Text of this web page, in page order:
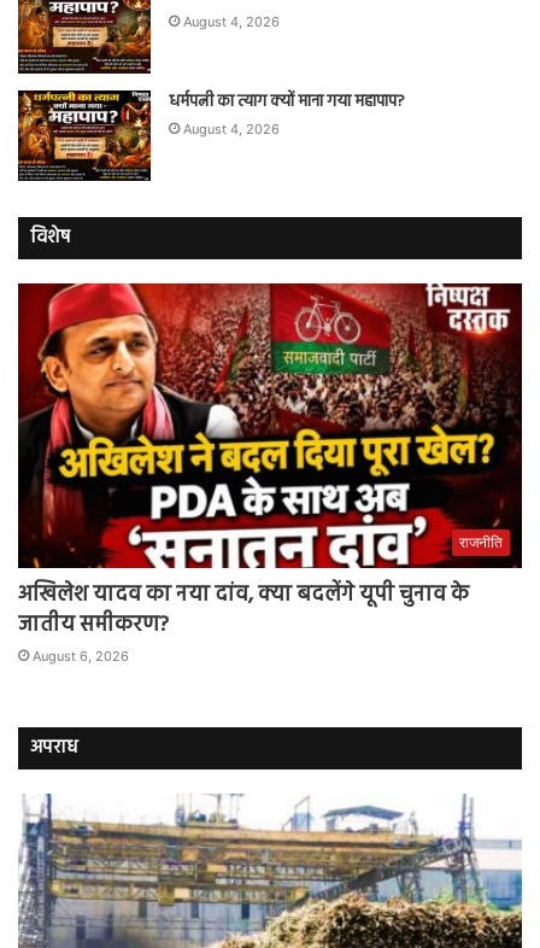
August 4, 2026
धर्मपत्नी का त्याग क्यों माना गया महापाप?
August 4, 2026
विशेष
राजनीति
अखिलेश यादव का नया दांव, क्या बदलेंगे यूपी चुनाव के
जातीय समीकरण?
August 6, 2026
अपराध